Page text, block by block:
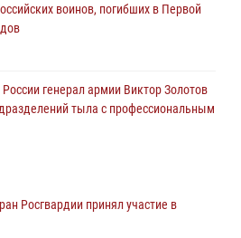
воинов, погибших в Первой
генерал армии Виктор Золотов
тыла с профессиональным
Росгвардии принял участие в